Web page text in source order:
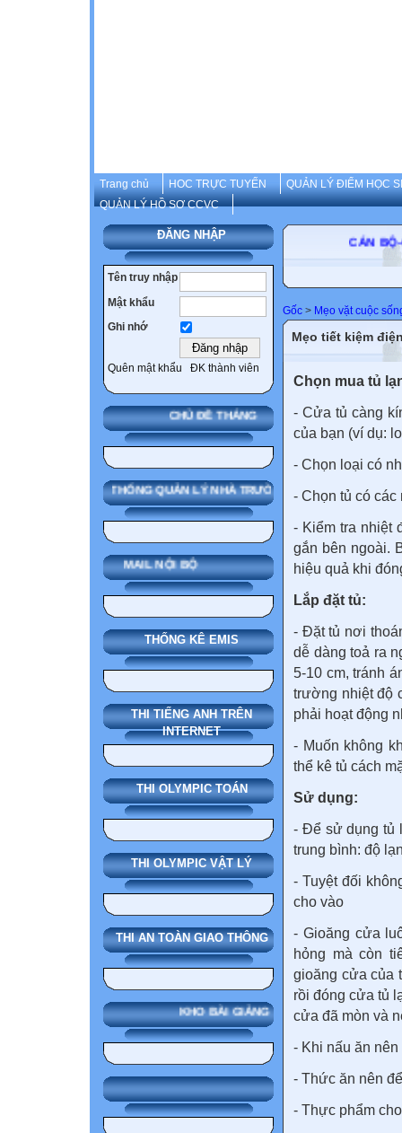
Trang chủ HOC TRỰC TUYẾN
QUẢN LÝ ĐIỂM HỌC
QUẢN LÝ HỒ SƠ CCVC
ĐĂNG NHẬP
Tên truy nhập
Mật khẩu
Ghi nhớ
Quên mật khẩu ĐK thành viên
CHỦ ĐỀ THÁNG
SMAS HỆ THỐNG QUẢN LÝ NHÀ TRƯỜNG
MAIL NỘI BỘ
THỐNG KÊ EMIS
THI TIẾNG ANH TRÊN
INTERNET
THI OLYMPIC TOÁN
THI OLYMPIC VẬT LÝ
THI AN TOÀN GIAO THÔNG
KHO BÀI GIẢNG
CÁN
Gốc > Mẹo vặt cuộc
Mẹo tiết kiệm
Chọn mua tủ
- Cửa tủ càng
của bạn (ví dụ:
- Chọn loại có
- Chọn tủ có các
- Kiểm tra nhiệt
gắn bên ngoài.
hiệu quả khi
Lắp đặt tủ:
- Đặt tủ nơi
dễ dàng toả ra
5-10 cm, tránh
trường nhiệt độ
phải hoạt động
- Muốn không
thể kê tủ cách
Sử dụng:
- Để sử dụng tủ
trung bình: độ
- Tuyệt đối
cho vào
- Gioăng cửa
hỏng mà còn
gioăng cửa của
rồi đóng cửa tủ
cửa đã mòn và
- Khi nấu ăn
- Thức ăn nên
- Thực phẩm